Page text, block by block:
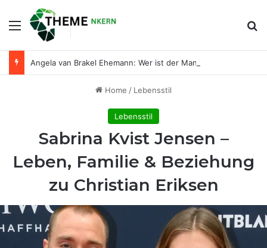
Menu
Home / Lebensstil
Lebensstil
Sabrina Kvist Jensen –
Leben, Familie & Beziehung
zu Christian Eriksen